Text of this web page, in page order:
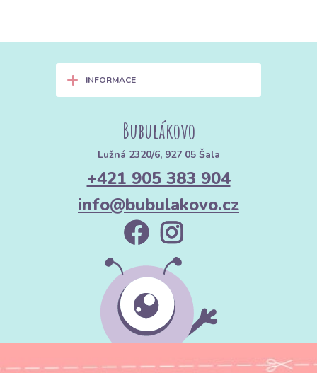
+ INFORMACE
Bubulákovo
Lužná 2320/6, 927 05 Šala
+421 905 383 904
info@bubulakovo.cz